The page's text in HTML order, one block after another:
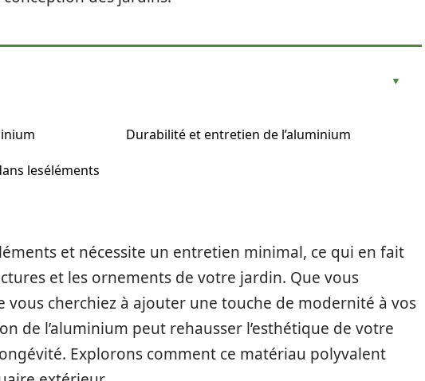
leséléments
Durabilité et entretien de l’aluminium
et nécessite un entretien minimal, ce qui en fait
et les ornements de votre jardin. Que vous
cherchiez à ajouter une touche de modernité à vos
de l’aluminium peut rehausser l’esthétique de votre
Explorons comment ce matériau polyvalent